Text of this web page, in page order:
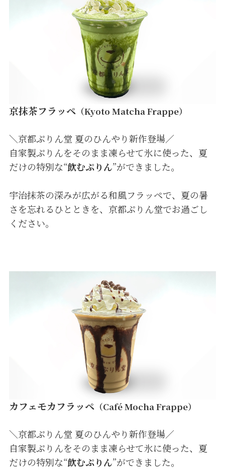
京抹茶フラッペ（Kyoto Matcha Frappe）
＼京都ぷりん堂 夏のひんやり新作登場／
自家製ぷりんをそのまま凍らせて氷に使った、夏
だけの特別な“飲むぷりん”ができました。
宇治抹茶の深みが広がる和風フラッペで、夏の暑
さを忘れるひとときを、京都ぷりん堂でお過ごし
ください。
カフェモカフラッペ（Café Mocha Frappe）
＼京都ぷりん堂 夏のひんやり新作登場／
自家製ぷりんをそのまま凍らせて氷に使った、夏
だけの特別な“飲むぷりん”ができました。